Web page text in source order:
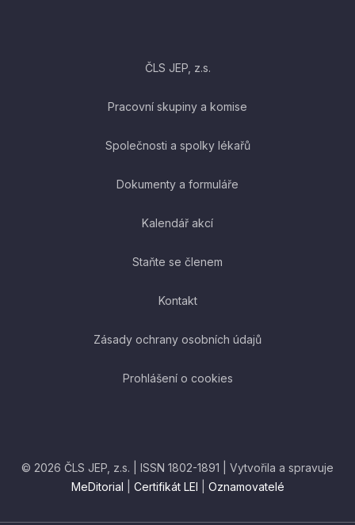
ČLS JEP, z.s.
Pracovní skupiny a komise
Společnosti a spolky lékařů
Dokumenty a formuláře
Kalendář akcí
Staňte se členem
Kontakt
Zásady ochrany osobních údajů
Prohlášení o cookies
© 2026 ČLS JEP, z.s. | ISSN 1802-1891 | Vytvořila a spravuje
MeDitorial
Certifikát LEI Oznamovatelé